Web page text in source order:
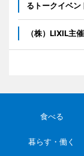
るトークイベ
（株）LIXIL主
食べる
暮らす・働く